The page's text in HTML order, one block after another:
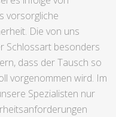
vorsorgliche
Die von uns
Schlossart besonders
dass der Tausch so
vorgenommen wird. Im
Spezialisten nur